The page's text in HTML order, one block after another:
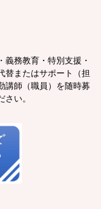
義務教育・特別支援・
替またはサポート（担
講師（職員）を随時募
い。